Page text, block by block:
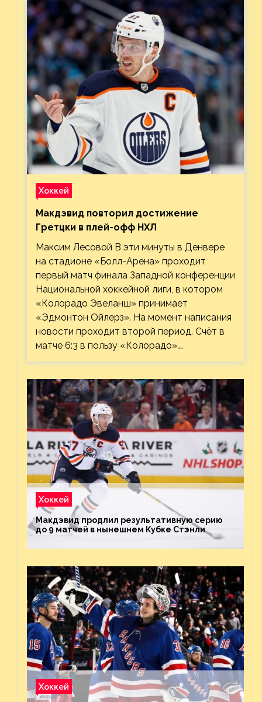
Хоккей
Макдэвид повторил достижение
Гретцки в плей-офф НХЛ
Максим Лесовой В эти минуты в Денвере
на стадионе «Болл-Арена» проходит
первый матч финала Западной конференции
Национальной хоккейной лиги, в котором
«Колорадо Эвеланш» принимает
«Эдмонтон Ойлерз». На момент написания
новости проходит второй период. Счёт в
матче 6:3 в пользу «Колорадо».…
Хоккей
Макдэвид продлил результативную серию
до 9 матчей в нынешнем Кубке Стэнли
Хоккей